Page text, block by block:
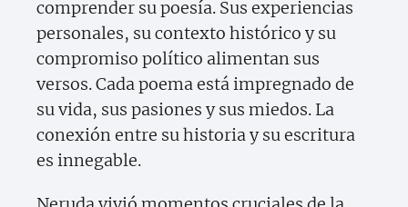
comprender su poesía. Sus experiencias
personales, su contexto histórico y su
compromiso político alimentan sus
versos. Cada poema está impregnado de
su vida, sus pasiones y sus miedos. La
conexión entre su historia y su escritura
es innegable.